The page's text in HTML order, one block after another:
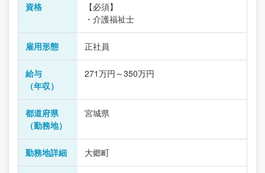
資格
【必須】
・介護福祉士
雇用形態 正社員
給与
（年収）
271万円～350万円
都道府県
（勤務地）
宮城県
勤務地詳細 大郷町